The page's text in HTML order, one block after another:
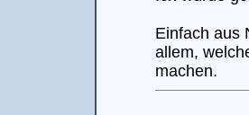
Einfach aus
allem,
machen.